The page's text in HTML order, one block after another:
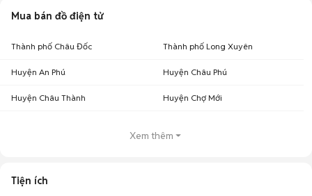
Mua bán đồ điện tử
Thành phố Châu Đốc Thành phố Long Xuyên
Huyện An Phú Huyện Châu Phú
Huyện Châu Thành Huyện Chợ Mới
Xem thêm
Tiện ích